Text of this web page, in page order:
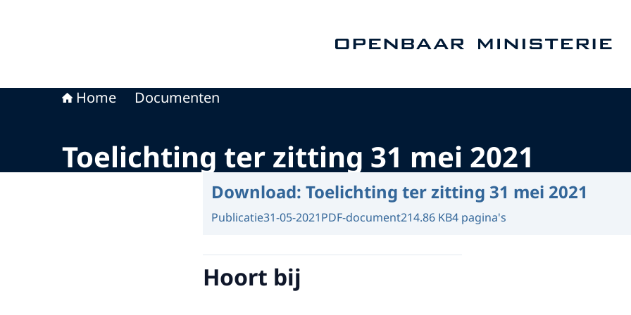
Home Documenten
Toelichting ter zitting 31 mei 2021
Download: Toelichting ter zitting 31 mei 2021
Publicatie31-05-2021PDF-document214.86 KB4 pagina's
Hoort bij